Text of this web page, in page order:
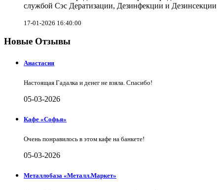
службой Сэс Дератизации, Дезинфекции и Дезинсекции
17-01-2026 16:40:00
Новые Отзывы
Анастасия
Настоящая Гадалка и денег не взяла. Спасибо!
05-03-2026
Кафе «Софья»
Очень понравилось в этом кафе на банкете!
05-03-2026
Металлобаза «Металл.Маркет»